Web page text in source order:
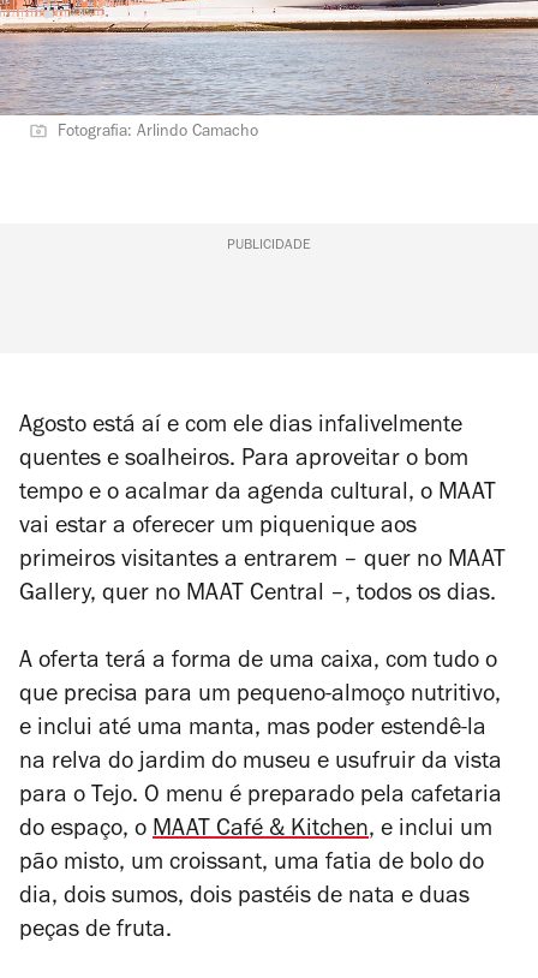
Fotografia: Arlindo Camacho
PUBLICIDADE
Agosto está aí e com ele dias infalivelmente
quentes e soalheiros. Para aproveitar o bom
tempo e o acalmar da agenda cultural, o MAAT
vai estar a oferecer um piquenique aos
primeiros visitantes a entrarem – quer no MAAT
Gallery, quer no MAAT Central –, todos os dias.
A oferta terá a forma de uma caixa, com tudo o
que precisa para um pequeno-almoço nutritivo,
e inclui até uma manta, mas poder estendê-la
na relva do jardim do museu e usufruir da vista
para o Tejo. O menu é preparado pela cafetaria
do espaço, o MAAT Café & Kitchen, e inclui um
pão misto, um croissant, uma fatia de bolo do
dia, dois sumos, dois pastéis de nata e duas
peças de fruta.